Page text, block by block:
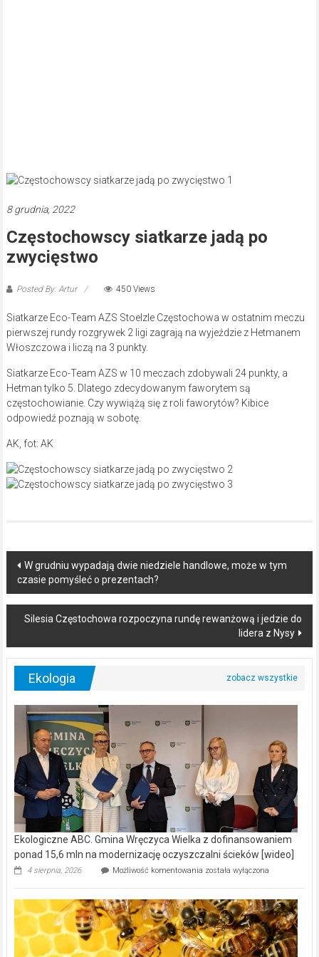
8 grudnia, 2022
Częstochowscy siatkarze jadą po
zwycięstwo
Posted By: Artur 450 Views
Siatkarze Eco-Team AZS Stoelzle Częstochowa w ostatnim meczu
pierwszej rundy rozgrywek 2 ligi zagrają na wyjeździe z Hetmanem
Włoszczowa i liczą na 3 punkty.
Siatkarze Eco-Team AZS w 10 meczach zdobywali 24 punkty, a
Hetman tylko 5. Dlatego zdecydowanym faworytem są
częstochowianie. Czy wywiążą się z roli faworytów? Kibice
odpowiedź poznają w sobotę.
AK, fot: AK
Post
navigation
W grudniu wypadają dwie niedziele handlowe, może w tym
czasie pomyśleć o prezentach?
Silesia Częstochowa rozpoczyna rundę rewanżową i jedzie do
lidera z Nysy
Ekologia
Ekologiczne ABC. Gmina Wręczyca Wielka z dofinansowaniem
ponad 15,6 mln na modernizację oczyszczalni ścieków [wideo]
4 sierpnia, 2026 Możliwość komentowania Ekologiczne
Wręczyca
Wielka
z
dofinansowaniem
ponad
została wyłączona